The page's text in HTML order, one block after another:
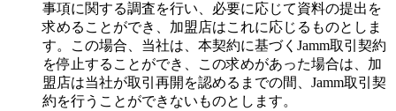
事項に関する調査を行い、必要に応じて資料の提出を
求めることができ、加盟店はこれに応じるものとしま
す。この場合、当社は、本契約に基づくJamm取引契約
を停止することができ、この求めがあった場合は、加
盟店は当社が取引再開を認めるまでの間、Jamm取引契
約を行うことができないものとします。